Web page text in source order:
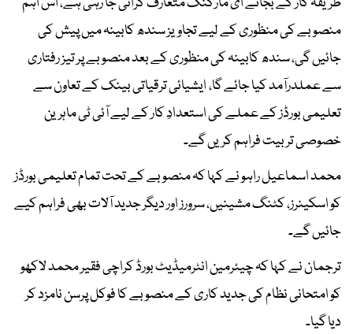
منصوبے کی منظوری کے لیے تجاویز سندھ کابینہ میں پیش کی
جائیں گی، سندھ کابینہ کی منظوری کے بعد منصوبے پر تیز رفتاری
سے عملدرآمد کیا جائے گا، ایشیائی ترقیاتی بینک کے تعاون سے
تعلیمی بورڈز کے عملے کی استعدادِ کار کے لیے آئی ٹی ماہرین
خصوصی تربیت فراہم کریں گے۔
محمد اسماعیل راہو نے کہا کہ منصوبے کے تحت تمام تعلیمی بورڈز
کو اسکینرز، کٹنگ مشینیں، سرورز اور دیگر جدید آلات بھی فراہم کیے
جائیں گے۔
ترجمان نے کہا کہ چیئرمین انٹرمیڈیٹ بورڈ کراچی فقیر محمد لاکھو
کو امتحانی نظام کی جدید کاری کے منصوبے کا فوکل پرسن نامزد کر
دیا گیا۔